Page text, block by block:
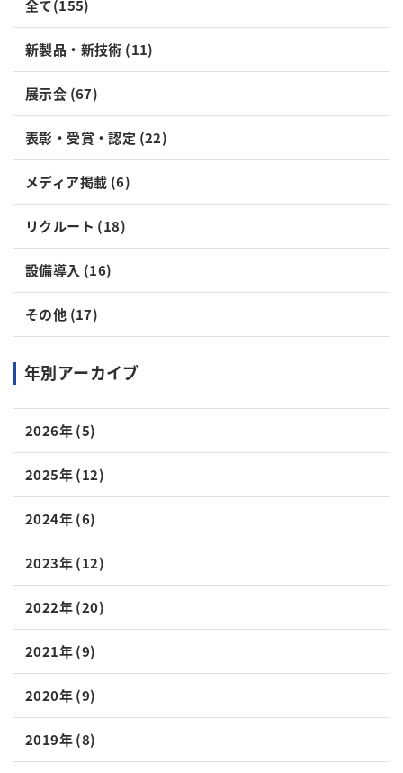
全て(155)
新製品・新技術 (11)
展示会 (67)
表彰・受賞・認定 (22)
メディア掲載 (6)
リクルート (18)
設備導入 (16)
その他 (17)
年別アーカイブ
2026年 (5)
2025年 (12)
2024年 (6)
2023年 (12)
2022年 (20)
2021年 (9)
2020年 (9)
2019年 (8)